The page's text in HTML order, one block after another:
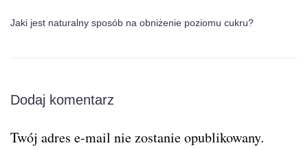
Jaki jest naturalny sposób na obniżenie poziomu cukru?
Dodaj komentarz
Twój adres e-mail nie zostanie opublikowany.